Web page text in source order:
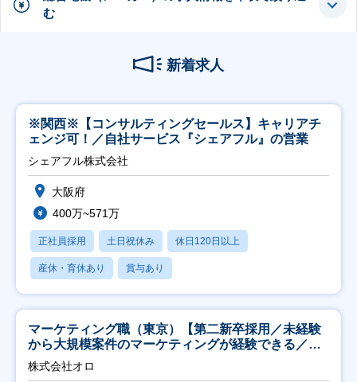
む
新着求人
※関西※【コンサルティングセールス】キャリアチ
ェンジ可！／自社サービス『シェアフル』の営業
シェアフル株式会社
大阪府
400万~571万
正社員採用 土日祝休み 休日120日以上
産休・育休あり 賞与あり
マーケティング職（東京）【第二新卒採用／未経験
から大規模案件のマーケティングが経験できる／研
修充実】
株式会社オロ